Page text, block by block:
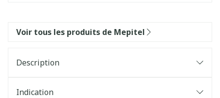
Voir tous les produits de Mepitel
Description
Indication